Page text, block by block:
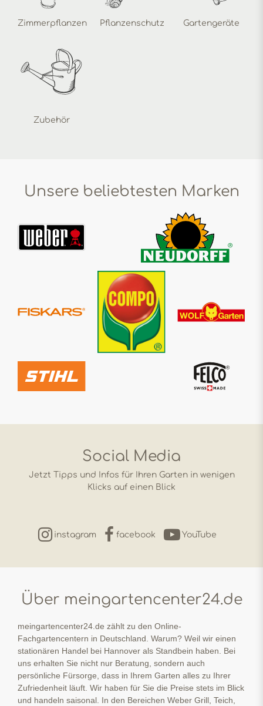
Zimmerpflanzen Pflanzenschutz Gartengeräte
Zubehör
Unsere beliebtesten Marken
Social Media
Jetzt Tipps und Infos für Ihren Garten in wenigen
Klicks auf einen Blick
instagram facebook YouTube
Über meingartencenter24.de
meingartencenter24.de zählt zu den Online-
Fachgartencentern in Deutschland. Warum? Weil wir einen
stationären Handel bei Hannover als Standbein haben. Bei
uns erhalten Sie nicht nur Beratung, sondern auch
persönliche Fürsorge, dass in Ihrem Garten alles zu Ihrer
Zufriedenheit läuft. Wir haben für Sie die Preise stets im Blick
und handeln saisonal. In den Bereichen Weber Grill, Teich,